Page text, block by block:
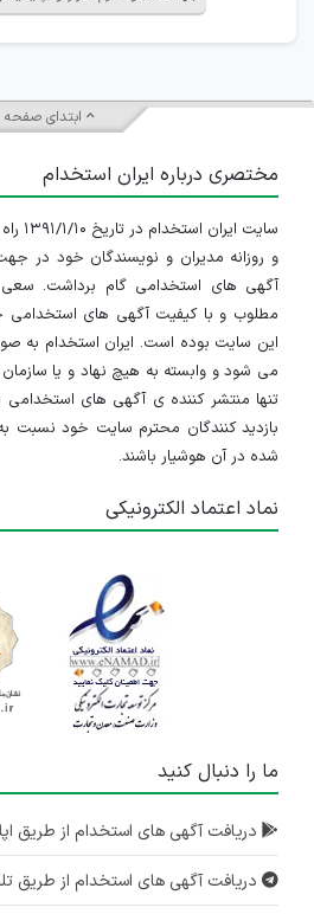
ابتدای صفحه
مختصری درباره ایران استخدام
سایت
و روزانه مدیران و نویسندگان خود در
آگهی های استخدامی گام برداشت. سعی
مطلوب و با کیفیت آگهی های استخدامی
این سایت بوده است. ایران استخدام به
می شود و وابسته به هیچ نهاد و یا
تنها منتشر کننده ی آگهی های استخدامی
بازدید کنندگان محترم سایت خود
شده در آن هوشیار باشند.
نماد اعتماد الکترونیکی
ما را دنبال کنید
دریافت آگهی های استخدام از طریق
دریافت آگهی های استخدام از طریق